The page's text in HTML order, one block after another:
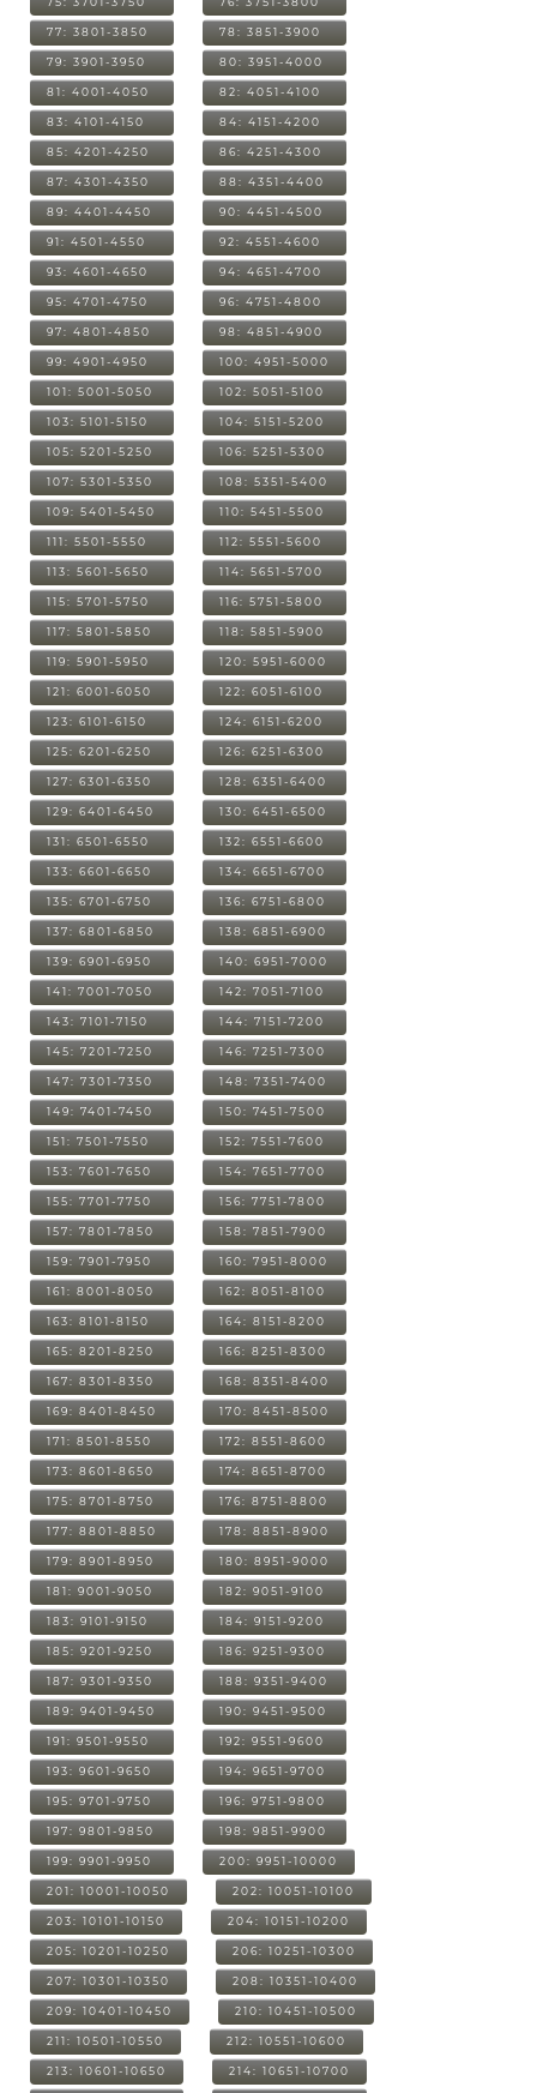
77: 3801-3850 78: 3851-3900
79: 3901-3950 80: 3951-4000
81: 4001-4050 82: 4051-4100
83: 4101-4150 84: 4151-4200
85: 4201-4250 86: 4251-4300
87: 4301-4350 88: 4351-4400
89: 4401-4450 90: 4451-4500
91: 4501-4550 92: 4551-4600
93: 4601-4650 94: 4651-4700
95: 4701-4750 96: 4751-4800
97: 4801-4850 98: 4851-4900
99: 4901-4950 100: 4951-5000
101: 5001-5050 102: 5051-5100
103: 5101-5150 104: 5151-5200
105: 5201-5250 106: 5251-5300
107: 5301-5350 108: 5351-5400
109: 5401-5450 110: 5451-5500
111: 5501-5550 112: 5551-5600
113: 5601-5650 114: 5651-5700
115: 5701-5750 116: 5751-5800
117: 5801-5850 118: 5851-5900
119: 5901-5950 120: 5951-6000
121: 6001-6050 122: 6051-6100
123: 6101-6150 124: 6151-6200
125: 6201-6250 126: 6251-6300
127: 6301-6350 128: 6351-6400
129: 6401-6450 130: 6451-6500
131: 6501-6550 132: 6551-6600
133: 6601-6650 134: 6651-6700
135: 6701-6750 136: 6751-6800
137: 6801-6850 138: 6851-6900
139: 6901-6950 140: 6951-7000
141: 7001-7050 142: 7051-7100
143: 7101-7150 144: 7151-7200
145: 7201-7250 146: 7251-7300
147: 7301-7350 148: 7351-7400
149: 7401-7450 150: 7451-7500
151: 7501-7550 152: 7551-7600
153: 7601-7650 154: 7651-7700
155: 7701-7750 156: 7751-7800
157: 7801-7850 158: 7851-7900
159: 7901-7950 160: 7951-8000
161: 8001-8050 162: 8051-8100
163: 8101-8150 164: 8151-8200
165: 8201-8250 166: 8251-8300
167: 8301-8350 168: 8351-8400
169: 8401-8450 170: 8451-8500
171: 8501-8550 172: 8551-8600
173: 8601-8650 174: 8651-8700
175: 8701-8750 176: 8751-8800
177: 8801-8850 178: 8851-8900
179: 8901-8950 180: 8951-9000
181: 9001-9050 182: 9051-9100
183: 9101-9150 184: 9151-9200
185: 9201-9250 186: 9251-9300
187: 9301-9350 188: 9351-9400
189: 9401-9450 190: 9451-9500
191: 9501-9550 192: 9551-9600
193: 9601-9650 194: 9651-9700
195: 9701-9750 196: 9751-9800
197: 9801-9850 198: 9851-9900
199: 9901-9950 200: 9951-10000
201: 10001-10050 202: 10051-10100
203: 10101-10150 204: 10151-10200
205: 10201-10250 206: 10251-10300
207: 10301-10350 208: 10351-10400
209: 10401-10450 210: 10451-10500
211: 10501-10550 212: 10551-10600
213: 10601-10650 214: 10651-10700